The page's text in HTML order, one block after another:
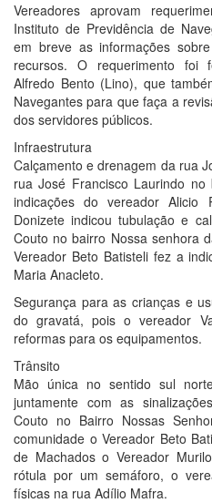
Vereadores aprovam
Instituto de Previdência de
em breve as informações
recursos. O requerimento foi
Alfredo Bento (Lino), que
Navegantes para que faça a
dos servidores públicos.
Infraestrutura
Calçamento e drenagem da rua
rua José Francisco Laurindo
indicações do vereador
Donizete indicou tubulação e
Couto no bairro Nossa senhora
Vereador Beto Batisteli fez a
Maria Anacleto.
Segurança para as crianças e
do gravatá, pois o vereador
reformas para os equipamentos.
Trânsito
Mão única no sentido sul
juntamente com as
Couto no Bairro Nossas
comunidade o Vereador Beto
de Machados o Vereador
rótula por um semáforo, o
físicas na rua Adílio Mafra.